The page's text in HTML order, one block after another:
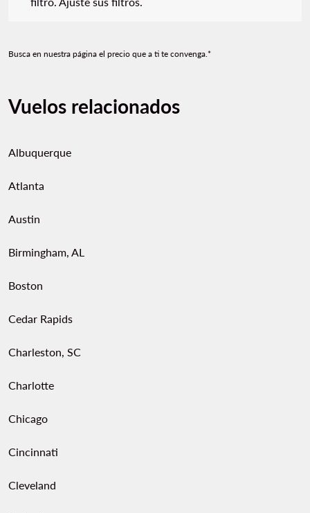
Busca en nuestra página el precio que a ti te convenga.*
Vuelos relacionados
Albuquerque
Atlanta
Austin
Birmingham, AL
Boston
Cedar Rapids
Charleston, SC
Charlotte
Chicago
Cincinnati
Cleveland